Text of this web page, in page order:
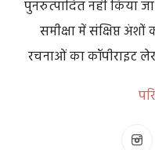
पुनरुत्पादित नहीं किया
समीक्षा में संक्षिप्त
रचनाओं का कॉपीराइट